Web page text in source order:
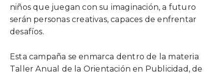
niños que juegan con su imaginación, a futuro
serán personas creativas, capaces de enfrentar
desafíos.
Esta campaña se enmarca dentro de la materia
Taller Anual de la Orientación en Publicidad, de